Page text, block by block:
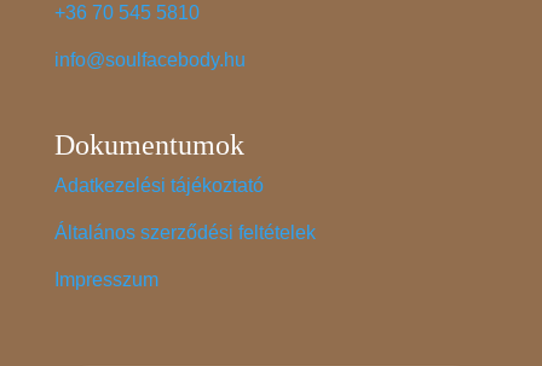
+36 70 545 5810
info@soulfacebody.hu
Dokumentumok
Adatkezelési tájékoztató
Általános szerződési feltételek
Impresszum